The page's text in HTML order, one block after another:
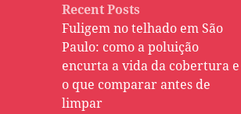
Recent Posts
Fuligem no telhado em São
Paulo: como a poluição
encurta a vida da cobertura e
o que comparar antes de
limpar